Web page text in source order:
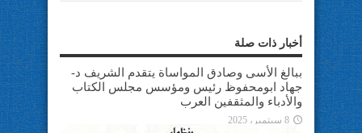
أخبار ذات صلة
ببالغ الأسى وصادق المواساة يتقدم الشريف د-
جهاد ابومحفوظ رئيس ومؤسس مجلس الكتاب
والأدباء والمثقفين العرب
8 سبتمبر، 2025